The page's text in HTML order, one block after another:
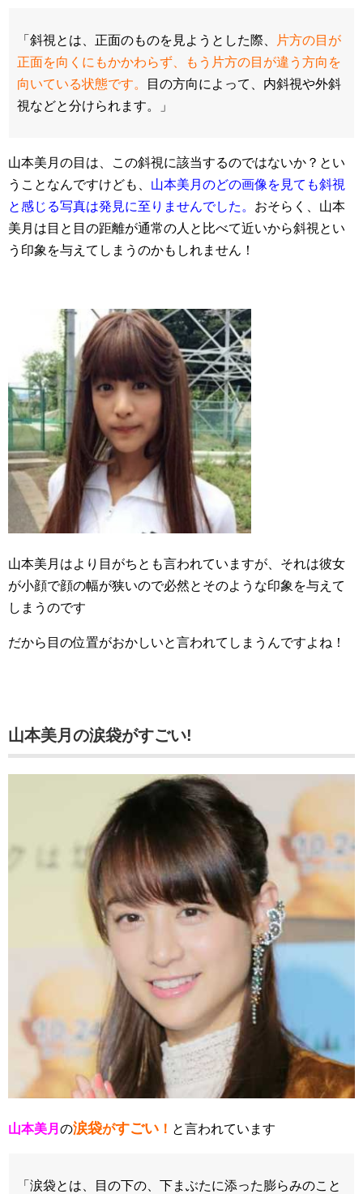
「斜視とは、正面のものを見ようとした際、
片方の目が
正面を向くにもかかわらず、もう片方の目が違う方向を
向いている状態です。
目の方向によって、内斜視や外斜
視などと分けられます。」
山本美月の目は、この斜視に該当するのではないか？とい
うことなんですけども、 山本美月のどの画像を見ても斜視
と感じる写真は発見に至りませんでした。 おそらく、山本
美月は目と目の距離が通常の人と比べて近いから斜視とい
う印象を与えてしまうのかもしれません！
山本美月はより目がちとも言われていますが、それは彼女
が小顔で顔の幅が狭いので必然とそのような印象を与えて
しまうのです
だから目の位置がおかしいと言われてしまうんですよね！
山本美月の涙袋がすごい!
山本美月 の涙袋がすごい ！ と言われています
「涙袋とは、目の下の、下まぶたに添った膨らみのこと